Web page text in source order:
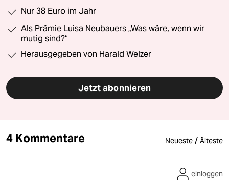
Nur 38 Euro im Jahr
Als Prämie Luisa Neubauers „Was wäre, wenn wir
mutig sind?“
Herausgegeben von Harald Welzer
Jetzt abonnieren
4 Kommentare Neueste / Älteste
einloggen